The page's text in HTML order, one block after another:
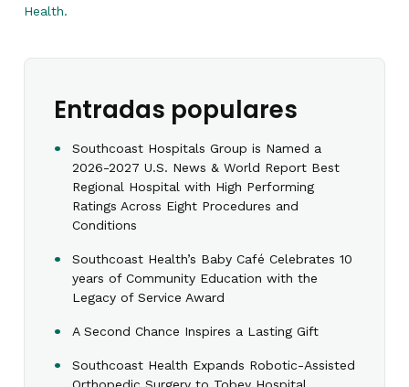
Health.
Entradas populares
Southcoast Hospitals Group is Named a
2026-2027 U.S. News & World Report Best
Regional Hospital with High Performing
Ratings Across Eight Procedures and
Conditions
Southcoast Health’s Baby Café Celebrates 10
years of Community Education with the
Legacy of Service Award
A Second Chance Inspires a Lasting Gift
Southcoast Health Expands Robotic-Assisted